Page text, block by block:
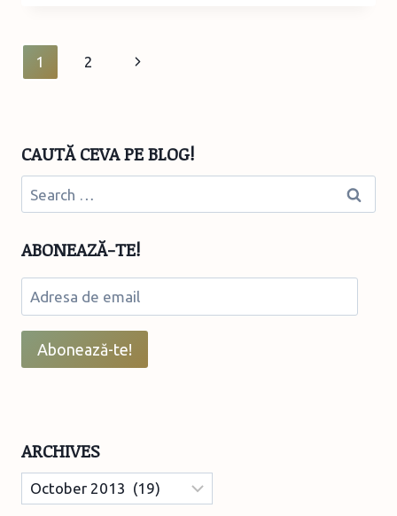
YAHOO
Page
1 2
Next
CAUTĂ CEVA PE BLOG!
Search
for:
ABONEAZĂ-TE!
Adresa
de
email
Abonează-te!
ARCHIVES
Archives